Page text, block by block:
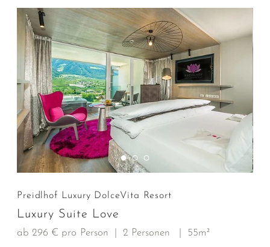
Preidlhof Luxury DolceVita Resort
Luxury Suite Love
ab 296 € pro Person 2 Personen 55m²